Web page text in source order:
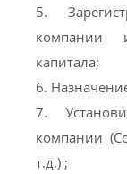
5.
компании
капитала;
6.
7.
компании
т.д.) ;